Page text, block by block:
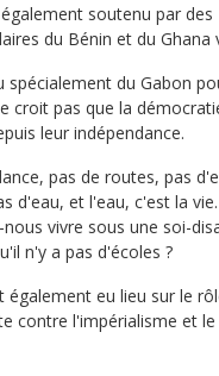
soutenu par des
du Bénin et du Ghana
spécialement du Gabon
croit pas que la
leur indépendance.
pas de routes, pas
d'eau, et l'eau, c'est la vie.
vivre sous une soi-
n'y a pas d'écoles ?
également eu lieu sur le
contre l'impérialisme et le